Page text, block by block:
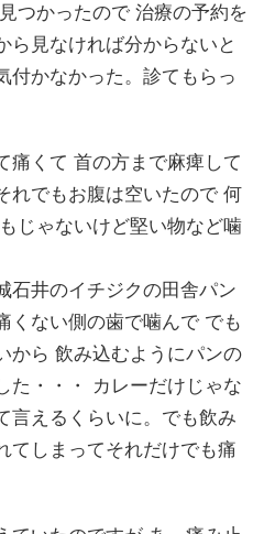
つかったので 治療の予約を
ら見なければ分からないと
付かなかった。診てもらっ
痛くて 首の方まで麻痺して
れでもお腹は空いたので 何
じゃないけど堅い物など噛
石井のイチジクの田舎パン
くない側の歯で噛んで でも
から 飲み込むようにパンの
た・・・ カレーだけじゃな
言えるくらいに。でも飲み
てしまってそれだけでも痛